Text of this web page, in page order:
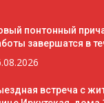
понтонный
завершатся в
встреча с